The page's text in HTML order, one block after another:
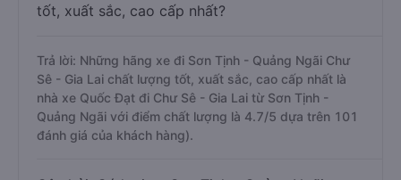
tốt, xuất sắc, cao cấp nhất?
Trả lời: Những hãng xe đi Sơn Tịnh - Quảng Ngãi Chư
Sê - Gia Lai chất lượng tốt, xuất sắc, cao cấp nhất là
nhà xe Quốc Đạt đi Chư Sê - Gia Lai từ Sơn Tịnh -
Quảng Ngãi với điểm chất lượng là 4.7/5 dựa trên 101
đánh giá của khách hàng).